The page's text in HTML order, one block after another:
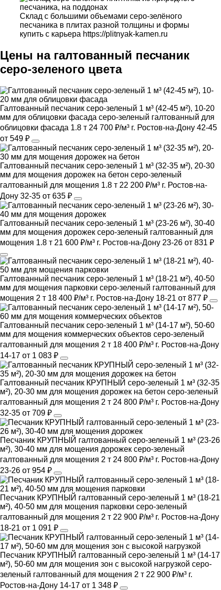
Склад с большими объемами серо-зелёного
песчаника в плитах разной толщины и формы
купить с карьера https://plitnyak-kamen.ru
Цены на галтованный песчаник
серо-зеленого цвета
Галтованный песчаник серо-зеленый 1 м³ (42-45 м²), 10-20
мм для облицовки фасада серо-зеленый галтованный для
облицовки фасада 1.8 т 24 700 ₽/м³ г. Ростов-на-Дону 42-45
от 549 ₽
Галтованный песчаник серо-зеленый 1 м³ (32-35 м²), 20-30
мм для мощения дорожек на бетон серо-зеленый
галтованный для мощения 1.8 т 22 200 ₽/м³ г. Ростов-на-
Дону 32-35 от 635 ₽
Галтованный песчаник серо-зеленый 1 м³ (23-26 м²), 30-40
мм для мощения дорожек серо-зеленый галтованный для
мощения 1.8 т 21 600 ₽/м³ г. Ростов-на-Дону 23-26 от 831 ₽
Галтованный песчаник серо-зеленый 1 м³ (18-21 м²), 40-50
мм для мощения парковки серо-зеленый галтованный для
мощения 2 т 18 400 ₽/м³ г. Ростов-на-Дону 18-21 от 877 ₽
Галтованный песчаник серо-зеленый 1 м³ (14-17 м²), 50-60
мм для мощения коммерческих объектов серо-зеленый
галтованный для мощения 2 т 18 400 ₽/м³ г. Ростов-на-Дону
14-17 от 1 083 ₽
Галтованный песчаник КРУПНЫЙ серо-зеленый 1 м³ (32-35
м²), 20-30 мм для мощения дорожек на бетон серо-зеленый
галтованный для мощения 2 т 24 800 ₽/м³ г. Ростов-на-Дону
32-35 от 709 ₽
Песчаник КРУПНЫЙ галтованный серо-зеленый 1 м³ (23-26
м²), 30-40 мм для мощения дорожек серо-зеленый
галтованный для мощения 2 т 24 800 ₽/м³ г. Ростов-на-Дону
23-26 от 954 ₽
Песчаник КРУПНЫЙ галтованный серо-зеленый 1 м³ (18-21
м²), 40-50 мм для мощения парковки серо-зеленый
галтованный для мощения 2 т 22 900 ₽/м³ г. Ростов-на-Дону
18-21 от 1 091 ₽
Песчаник КРУПНЫЙ галтованный серо-зеленый 1 м³ (14-17
м²), 50-60 мм для мощения зон с высокой нагрузкой серо-
зеленый галтованный для мощения 2 т 22 900 ₽/м³ г.
Ростов-на-Дону 14-17 от 1 348 ₽